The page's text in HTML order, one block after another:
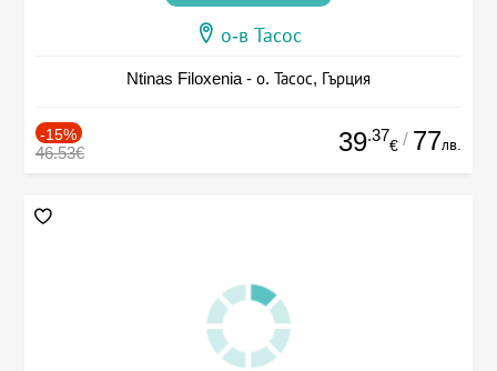
о-в Тасос
Ntinas Filoxenia - о. Тасос, Гърция
-15%
46.53€ 39.37
€ / 77лв.